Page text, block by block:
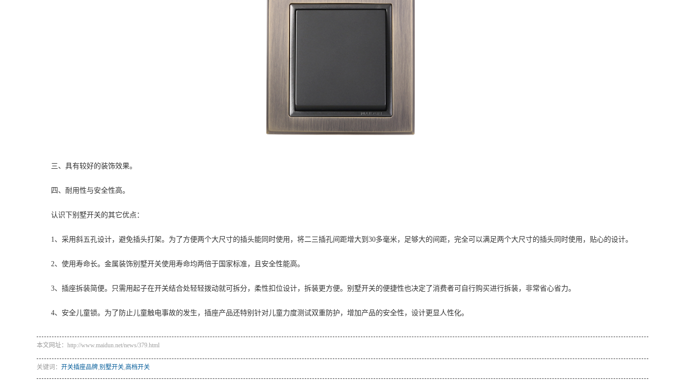
三、具有较好的装饰效果。
四、耐用性与安全性高。
认识下别墅开关的其它优点：
1、采用斜五孔设计，避免插头打架。为了方便两个大尺寸的插头能同时使用，将二三插孔间距增大到30多毫米，足够大的间距，完全可以满足两个大尺寸的插头同时使用，贴心的设计。
2、使用寿命长。金属装饰别墅开关使用寿命均两倍于国家标准，且安全性能高。
3、插座拆装简便。只需用起子在开关结合处轻轻拨动就可拆分，柔性扣位设计，拆装更方便。别墅开关的便捷性也决定了消费者可自行购买进行拆装，非常省心省力。
4、安全儿童锁。为了防止儿童触电事故的发生，插座产品还特别针对儿童力度测试双重防护，增加产品的安全性，设计更显人性化。
本文网址：http://www.maidun.net/news/379.html
关键词： 开关插座品牌 别墅开关 高档开关